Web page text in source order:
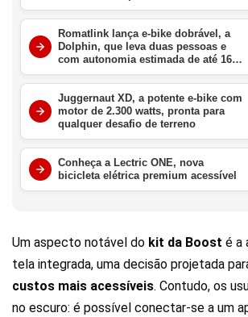
Romatlink lança e-bike dobrável, a
Dolphin, que leva duas pessoas e
com autonomia estimada de até 161
km por carga
Juggernaut XD, a potente e-bike com
motor de 2.300 watts, pronta para
qualquer desafio de terreno
Conheça a Lectric ONE, nova
bicicleta elétrica premium acessível
Um aspecto notável do kit da Boost é a
tela integrada, uma decisão projetada
custos mais acessíveis. Contudo, os
no escuro: é possível conectar-se a um